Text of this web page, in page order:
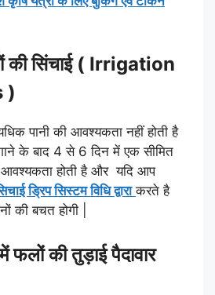
की सिंचाई ( Irrigation
)
पानी की आवश्यकता नहीं होती है
के बाद 4 से 6 दिन में एक सीमित
आवश्यकता होती है और यदि आप
ड्रिप सिस्टम विधि द्वारा करते है
की बचत होगी |
फलों की तुड़ाई पैदावार